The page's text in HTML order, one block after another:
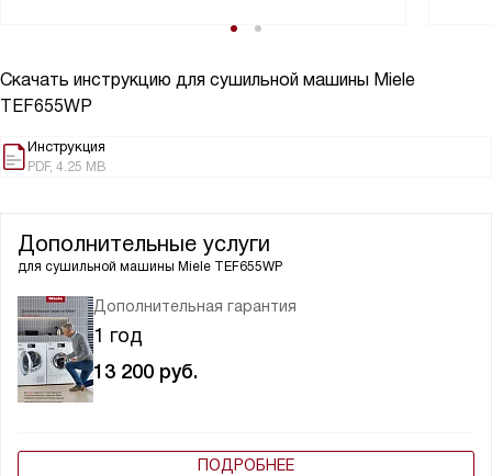
Скачать инструкцию для сушильной машины Miele
TEF655WP
Инструкция
PDF, 4.25 MB
Дополнительные услуги
для сушильной машины Miele TEF655WP
Дополнительная гарантия
1 год
13 200 руб.
ПОДРОБНЕЕ